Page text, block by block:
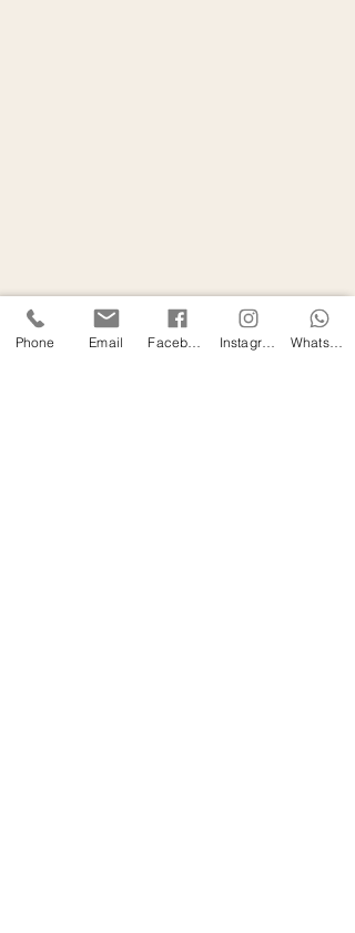
Phone Email WhatsApp